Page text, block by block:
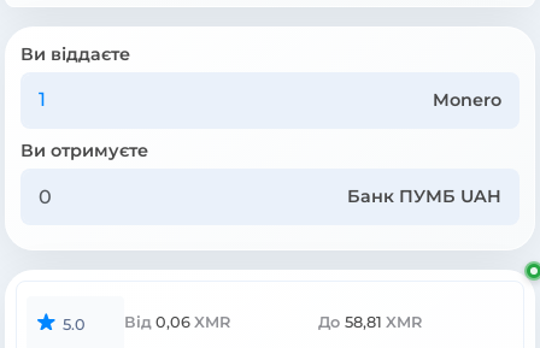
Ви віддаєте
Monero
Ви отримуєте
Банк ПУМБ UAH
5.0 Від 0,06 XMR До 58,81 XMR